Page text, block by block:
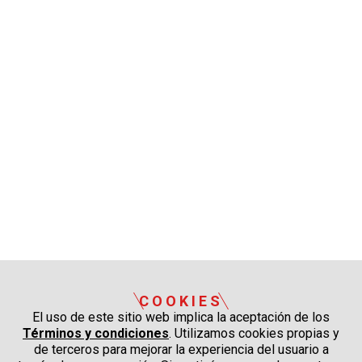
COOKIES
El uso de este sitio web implica la aceptación de los
Términos y condiciones. Utilizamos cookies propias y
de terceros para mejorar la experiencia del usuario a